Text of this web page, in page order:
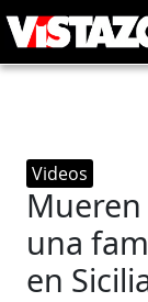
Videos
una
en